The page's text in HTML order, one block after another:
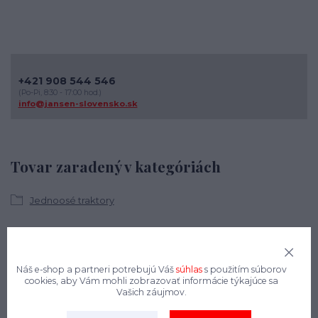
Tovar zaradený v kategóriách
Jednoosé traktory
+421 908 544 546
(Po-Pi, 8:30 - 17:00 hod.)
info@jansen-slovensko.sk
Náš e-shop a partneri potrebujú Vášsúhlas s použitím súborov
cookies, aby Vám mohli zobrazovať informácie týkajúce sa
Vašich záujmov.